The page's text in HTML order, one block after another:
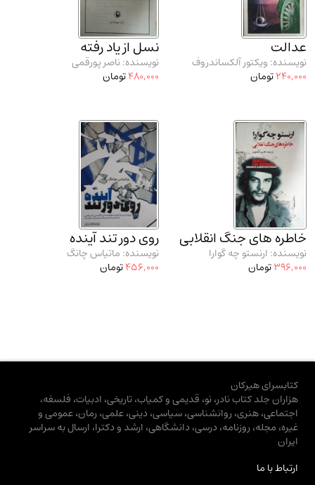
عدالت
نویسنده: ویکتور آلکساندروف
240,000تومان
نسل از یاد رفته
نویسنده: ناصر پورقمی
480,000تومان
خاطره‌ های جنگ انقلابی
نویسنده: ارنستو چه گوارا
396,000تومان
روی دور تند آینده
نویسنده: ماتیاس چانگ
456,000تومان
کتابسرای هیرکان
هزاران جلد کتاب نادر، نو، قدیمی و کمیاب، تاریخی، ادبیات، فلسفه،
اجتماعی، هنری، روانشناسی، سیاسی، دینی، علمی، رمان، عمومی و
غیره، مجله، روزنامه، درسی، دانشگاهی، ارشد و دکترا، ارسال به سراسر
ایران
ارتباط با ما